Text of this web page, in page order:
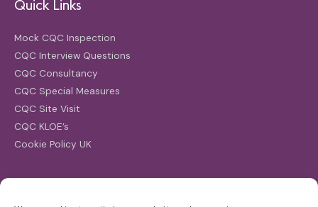
Quick Links
Mock CQC Inspection
CQC Interview Questions
CQC Consultancy
CQC Special Measures
CQC Site Visit
CQC KLOE’s
Cookie Policy UK